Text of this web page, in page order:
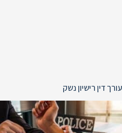
עורך דין רישיון נשק